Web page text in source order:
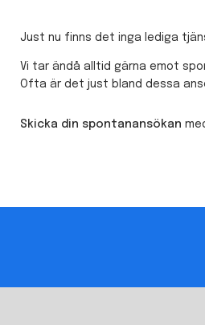
Just nu finns det inga lediga
Vi tar ändå alltid gärna emot
Ofta är det just bland dessa
Skicka din spontanansökan